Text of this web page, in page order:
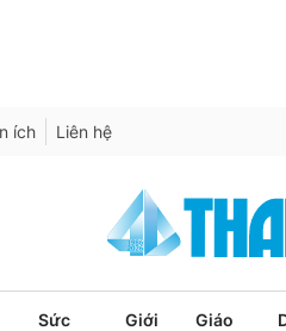
ích Liên hệ
Sức
Giới
Giáo